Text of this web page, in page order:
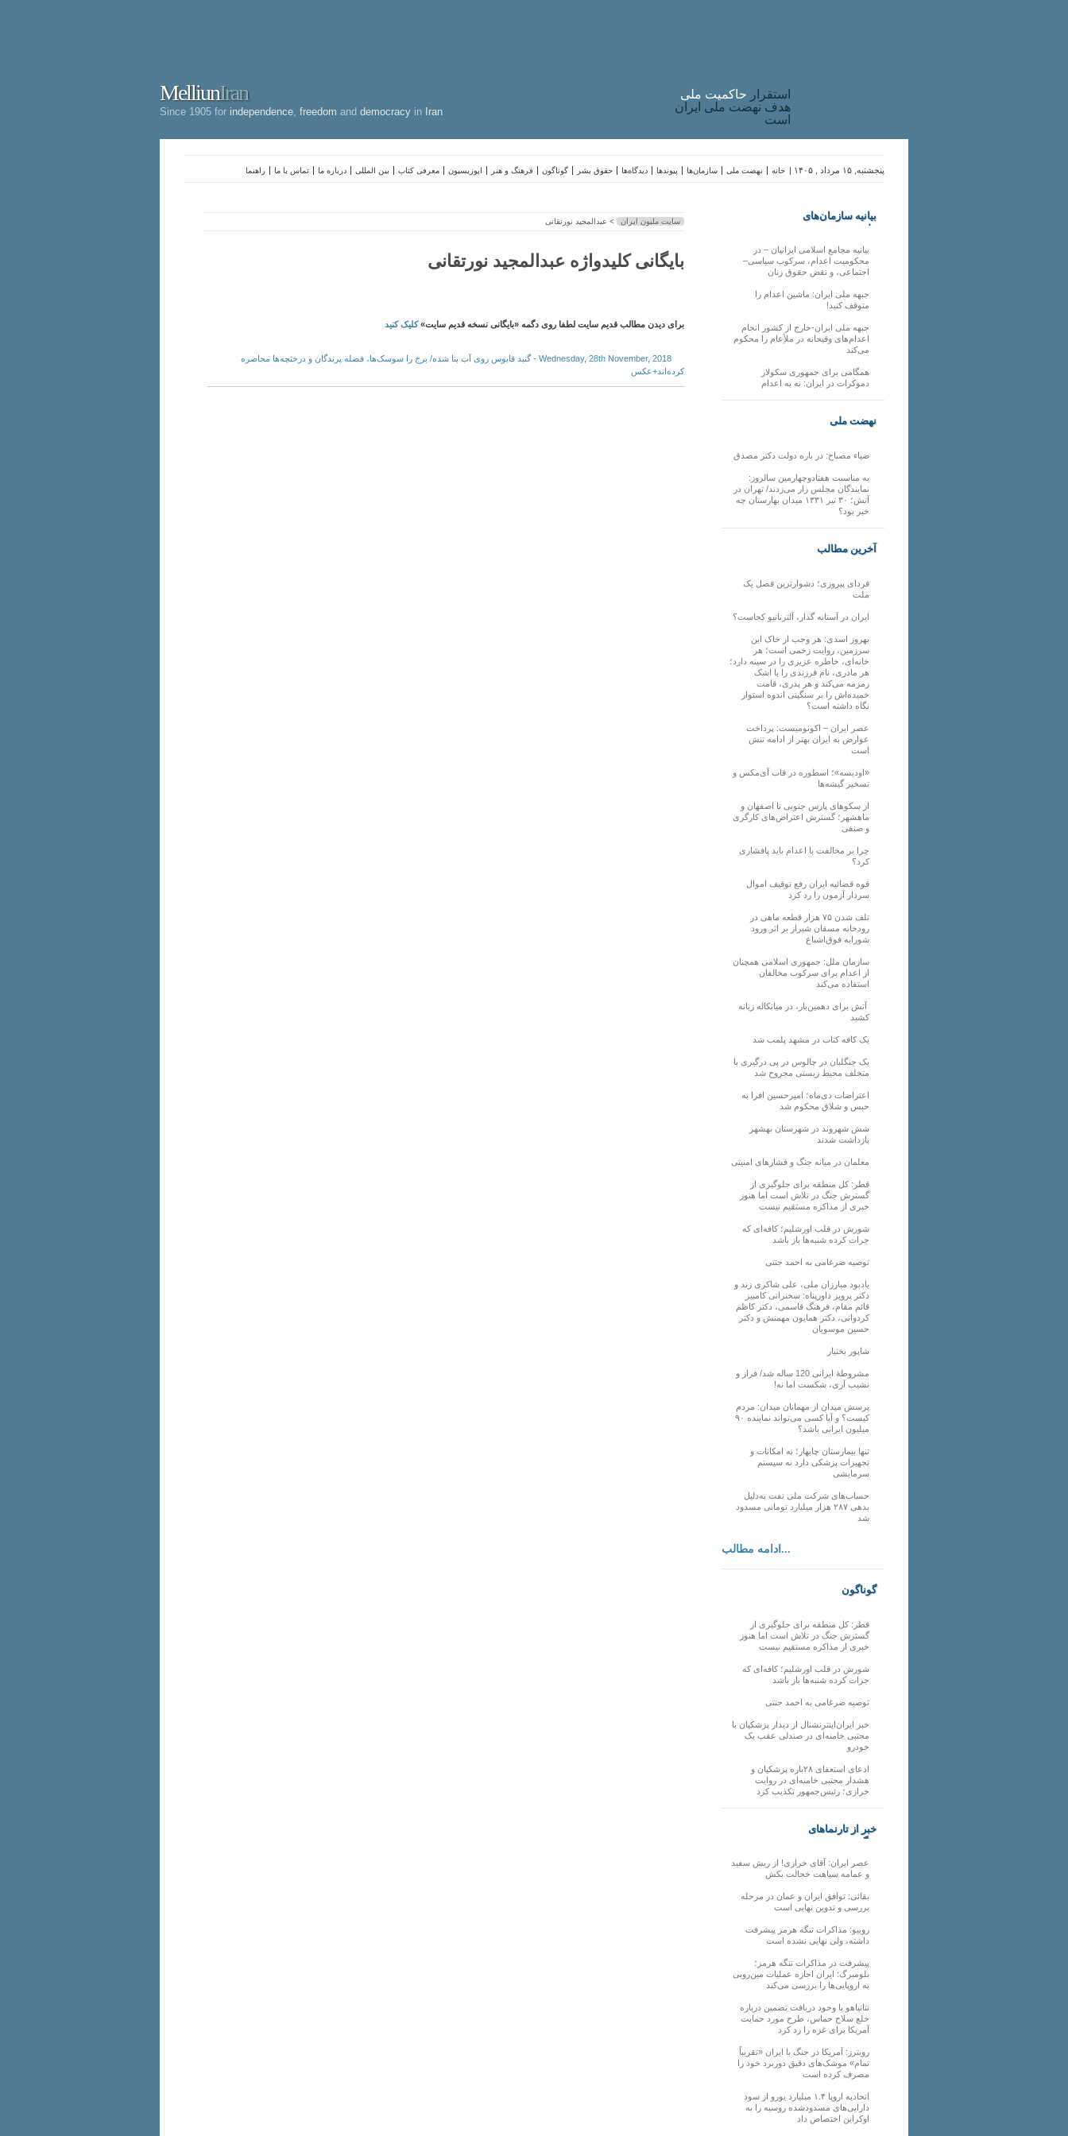
MelliunIran
Since 1905 for independence freedom and democracy in Iran
استقرار حاکميت ملی
هدف نهضت ملی ایران
است
راهنما تماس با ما درباره ما بین المللی معرفی کتاب اپوزیسیون فرهنگ و هنر گوناگون حقوق بشر دیدگاه‌ها پیوندها سازمان‌ها نهضت ملی خانه پنجشنبه, ۱۵ مرداد , ۱۴۰۵ |
سایت ملیون ایران > عبدالمجید نورتقانی
بایگانی کلیدواژه عبدالمجید نورتقانی
برای دیدن مطالب قدیم سایت لطفا روی دگمه «بایگانی نسخه قدیم سایت»کلیک کنید
Wednesday, 28th November, 2018 - گنبد قابوس روی آب بنا شده/ برج را سوسک‌ها، فضله پرندگان و درختچه‌ها محاصره
کرده‌اند+عکس
بیانیه سازمان‌های
ملی
بیانیه مجامع اسلامی ایرانیان – در
محکومیت اعدام، سرکوب سیاسی–
اجتماعی، و نقض حقوق زنان
جبهه ملی ایران: ماشین اعدام را
متوقف کنید!
جبهه ملی ایران-خارج از کشور انجام
اعدام‌های وقیحانه در ملأِعام را محکوم
می‌کند
همگامی برای جمهوری سکولار
دموکرات در ایران: نه به اعدام
نهضت ملی
ضیاء مصباح: در باره دولت دکتر مصدق
به مناسبت هفتادوچهارمین سالروز:
نمایندگان مجلس زار می‌زدند/ تهران در
آتش؛ ۳۰ تیر ۱۳۳۱ میدان بهارستان چه
خبر بود؟
آخرین مطالب
فردای پیروزی؛ دشوارترین فصل یک
ملت
ایران در آستانه گذار، آلترناتیو کجاست؟
بهروز اسدی: هر وجب از خاک‌ این
سرزمین، روایت زخمی است؛ هر
خانه‌ای، خاطره عزیزی را در سینه دارد؛
هر مادری، نام فرزندی را با اشک
زمزمه می‌کند و هر پدری، قامت
خمیده‌اش را بر سنگینی اندوه استوار
نگاه داشته است؟
عصر ایران – اکونومیست: پرداخت
عوارض به ایران بهتر از ادامه تنش
است
«اودیسه»؛ اسطوره در قاب آی‌مکس و
تسخیر گیشه‌ها
از سکوهای پارس جنوبی تا اصفهان و
ماهشهر؛ گسترش اعتراض‌های کارگری
و صنفی
چرا بر مخالفت با اعدام باید پافشاری
کرد؟
قوه قضائیه ایران رفع توقیف اموال
سردار آزمون را رد کرد
تلف شدن ۷۵ هزار قطعه ماهی در
رودخانه مسقان شیراز بر اثر ورود
شورابه فوق‌اشباع
سازمان ملل: جمهوری اسلامی همچنان
از اعدام برای سرکوب مخالفان
استفاده می‌کند
آتش برای دهمین‌بار، در میانکاله زبانه
کشید
یک کافه کتاب در مشهد پلمب شد
یک جنگلبان در چالوس در پی درگیری با
متخلف محیط زیستی مجروح شد
اعتراضات دی‌ماه؛ امیرحسین افرا به
حبس و شلاق محکوم شد
شش شهروند در شهرستان بهشهر
بازداشت شدند
معلمان در میانه جنگ و فشارهای امنیتی
قطر: کل منطقه برای جلوگیری از
گسترش جنگ در تلاش است اما هنوز
خبری از مذاکره مستقیم نیست
شورش در قلب اورشلیم؛ کافه‌ای که
جرات کرده شنبه‌ها باز باشد
توصیه ضرغامی به احمد جنتی
یادبود مبارزان ملی، علی شاکری زند و
دکتر پرویز داورپناه: سخنرانی کامبیز
قائم مقام، فرهنگ قاسمی، دکتر کاظم
کردوانی، دکتر همایون مهمنش و دکتر
حسین موسویان
شاپور بختیار
مشروطۀ ایرانی 120 ساله شد/ فراز و
نشیب آری، شکست اما نه!
پرسش میدان از مهمانان میدان: مردم
کیست؟ و آیا کسی می‌تواند نماینده ۹۰
میلیون ایرانی باشد؟
تنها بیمارستان چابهار؛ نه امکانات و
تجهیزات پزشکی دارد نه سیستم
سرمایشی
حساب‌های شرکت ملی نفت به‌دلیل
بدهی ۲۸۷ هزار میلیارد تومانی مسدود
شد
ادامه مطالب...
گوناگون
قطر: کل منطقه برای جلوگیری از
گسترش جنگ در تلاش است اما هنوز
خبری از مذاکره مستقیم نیست
شورش در قلب اورشلیم؛ کافه‌ای که
جرات کرده شنبه‌ها باز باشد
توصیه ضرغامی به احمد جنتی
خبر ایران‌اینترنشنال از دیدار پزشکیان با
مجتبی خامنه‌ای در صندلی عقب یک
خودرو
ادعای استعفای ۲۸باره پزشکیان و
هشدار مجتبی خامنه‌ای در روایت
خرازی؛ رئیس‌جمهور تکذیب کرد
خبر از تارنماهای
دیگر
عصر ایران: آقای خرازی! از ریش سفید
و عمامه سیاهت خجالت بکش
بقائی: توافق ایران و عمان در مرحله
بررسی و تدوین نهایی است
روبیو: مذاکرات تنگه هرمز پیشرفت
داشته، ولی نهایی نشده است
پیشرفت در مذاکرات تنگه هرمز؛
بلومبرگ: ایران اجازه عملیات مین‌روبی
به اروپایی‌ها را بررسی می‌کند
نتانیاهو با وجود دریافت تضمین درباره
خلع سلاح حماس، طرح مورد حمایت
آمریکا برای غزه را رد کرد
رویترز: آمریکا در جنگ با ایران «تقریباً
تمام» موشک‌های دقیق دوربرد خود را
مصرف کرده است
اتحادیه اروپا ۱.۴ میلیارد یورو از سود
دارایی‌های مسدودشده روسیه را به
اوکراین ‏اختصاص داد